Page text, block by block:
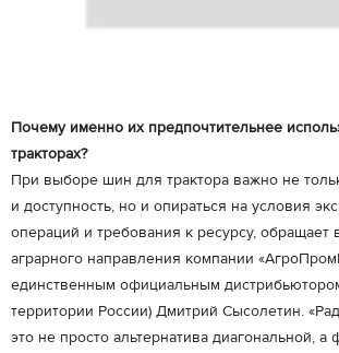
Почему именно их предпочтительнее
тракторах?
При выборе шин для трактора важно не
и доступность, но и опираться на условия
операций и требования к ресурсу, обращает
аграрного направления компании
единственным официальным
территории России) Дмитрий Сысолетин.
это не просто альтернатива диагональной, а